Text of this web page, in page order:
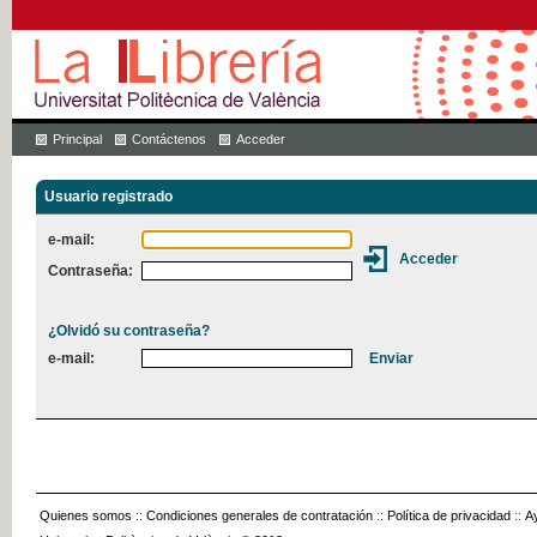
Principal Contáctenos Acceder
Usuario registrado
e-mail:
Contraseña:
¿Olvidó su contraseña?
e-mail:
Quienes somos :: Condiciones generales de contratación :: Política de privacidad ::